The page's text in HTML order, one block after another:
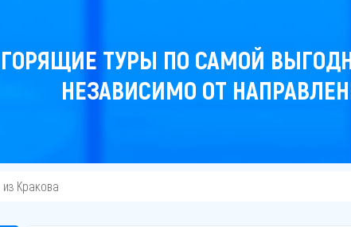
ГОРЯЩИЕ ТУРЫ ПО САМОЙ
НЕЗАВИСИМО ОТ
из Кракова